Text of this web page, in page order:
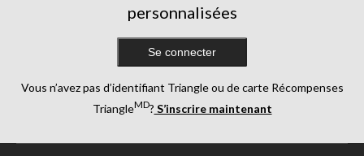
personnalisées
Se connecter
Vous n’avez pas d’identifiant Triangle ou de carte Récompenses
TriangleMD? S’inscrire maintenant